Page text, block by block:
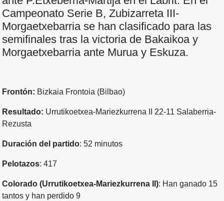
Campeonato Serie B, Zubizarreta III-
Morgaetxebarria se han clasificado para las
semifinales tras la victoria de Bakaikoa y
Morgaetxebarria ante Murua y Eskuza.
Frontón: Bizkaia Frontoia (Bilbao)
Resultado: Urrutikoetxea-Mariezkurrena II 22-11 Salaberria-
Rezusta
Duración del partido: 52 minutos
Pelotazos: 417
Colorado (Urrutikoetxea-Mariezkurrena II): Han ganado 15
tantos y han perdido 9